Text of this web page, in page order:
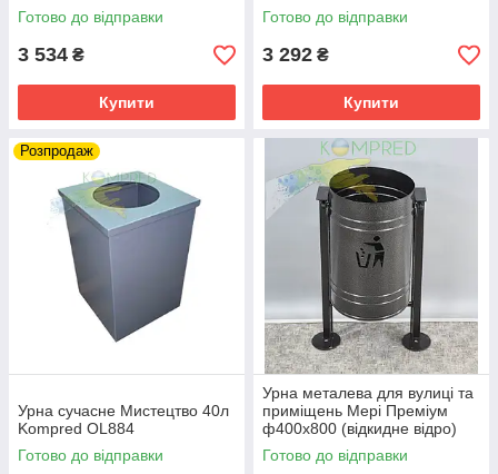
Готово до відправки
3 534 ₴
Купити
Готово до відправки
3 292 ₴
Купити
Розпродаж
Урна сучасне Мистецтво 40л
Kompred OL884
Готово до відправки
Урна металева для вулиці та
приміщень Мері Преміум
ф400х800 (відкидне відро)
сіре відро/чорна основа
Kompred OL424
Готово до відправки